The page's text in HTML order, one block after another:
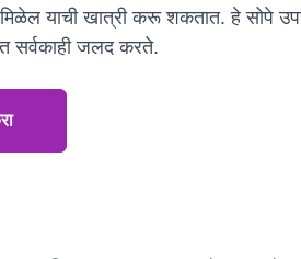
याची खात्री करू शकतात. हे सोपे
सर्वकाही जलद करते.